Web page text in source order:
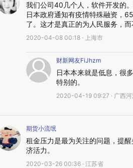
我们公司40几个人，软件开发的
日本政府通知有疫情特殊融资，
了。这才是真正的为人民服务，而
2020-04-08 00:18 · 上海市
财新网友FiJhzm
日本本来就是低息，很
特别的。
2020-04-19 09:27 · 广西河
期货小流氓
租金压力是最为关注的问题，提
济活力。
2020-03-26 00:36 · 江苏省